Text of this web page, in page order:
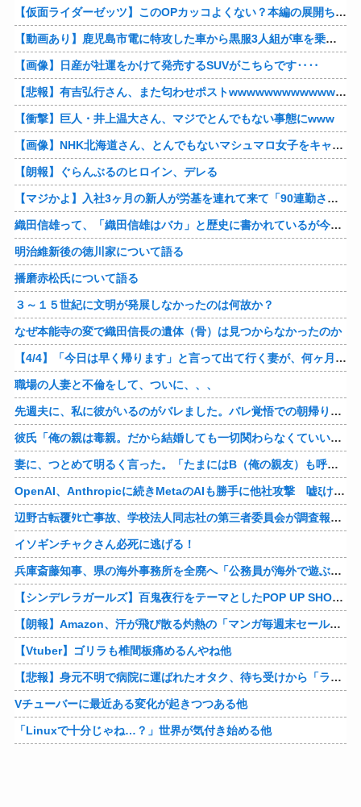
【仮面ライダーゼッツ】このOPカッコよくない？本編の展開ちゃんと反映してて完成度高いし
【動画あり】鹿児島市電に特攻した車から黒服3人組が車を乗り捨てて逃走
【画像】日産が社運をかけて発売するSUVがこちらです‥‥
【悲報】有吉弘行さん、また匂わせポストwwwwwwwwwwwwwwww
【衝撃】巨人・井上温大さん、マジでとんでもない事態にwww
【画像】NHK北海道さん、とんでもないマシュマロ女子をキャスターに起用してしまうwwwwwwww
【朗報】ぐらんぶるのヒロイン、デレる
【マジかよ】入社3ヶ月の新人が労基を連れて来て「90連勤させられました」「労働基準法違反です」→俺「彼は30連休中ですが?」
織田信雄って、「織田信雄はバカ」と歴史に書かれているが今まで家が残っているんでバカではないよな？
明治維新後の徳川家について語る
播磨赤松氏について語る
３～１５世紀に文明が発展しなかったのは何故か？
なぜ本能寺の変で織田信長の遺体（骨）は見つからなかったのか
【4/4】「今日は早く帰ります」と言って出て行く妻が、何ヶ月ぶりだろう、見送る私に振り返って手を振っている。罪のなせる気持ちの表れなのか。今日の午後調査員から連絡が入る…
職場の人妻と不倫をして、ついに、、、
先週夫に、私に彼がいるのがバレました。バレ覚悟での朝帰りでしたが・・・ 私は意志を持って彼に抱かれました。その時にはもう結婚生活を終わりにする覚悟が出来ていました。
彼氏「俺の親は毒親。だから結婚しても一切関わらなくていい」私「うん」彼氏「そのかわり俺もお前の親と一切関わらない。結婚の挨拶にも行かない」私「えっ」
妻に、つとめて明るく言った。「たまにはB（俺の親友）も呼んで家で鍋でもしようか。」妻は箸を持つ手をブルブル震わせながら「何でBさんなの？」と。お前の浮気相手だからだよ！！
OpenAI、Anthropicに続きMetaのAIも勝手に他社攻撃 嘘ξけど何これ流行ってんの？
辺野古転覆ﾀﾋ亡事故、学校法人同志社の第三者委員会が調査報告書を公表 … 安全配慮義務違反や安全管理に関する検証を妨げた組織風土の存在を指摘
イソギンチャクさん必死に逃げる！
兵庫斎藤知事、県の海外事務所を全廃へ「公務員が海外で遊ぶためにあるだけ」
【シンデレラガールズ】百鬼夜行をテーマとしたPOP UP SHOPが東京・大阪にて開催
【朗報】Amazon、汗が飛び散る灼熱の「マンガ毎週末セール（50%還元）」を開催！他
【Vtuber】ゴリラも椎間板痛めるんやね他
【悲報】身元不明で病院に運ばれたオタク、待ち受けから「ラブライブ」と呼ばれるｗｗｗｗ他
Vチューバーに最近ある変化が起きつつある他
「Linuxで十分じゃね…？」世界が気付き始める他